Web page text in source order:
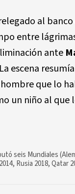
al
entre
ante
escena
que lo
un niño al que
seis Mundiales
Rusia 2018, Qatar